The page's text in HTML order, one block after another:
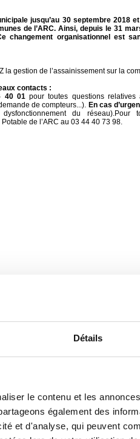
Détails
le contenu et les
également des
et d'analyse, qui peuvent
jusqu’au 30 septembre 2018
de l’ARC. Ainsi, depuis le 31
changement organisationnel est
la gestion de l’assainissement sur la
contacts :
40 01 pour toutes questions
de compteurs...). En cas
du réseau).Pour
de l’ARC au 03 44 40 73 98.